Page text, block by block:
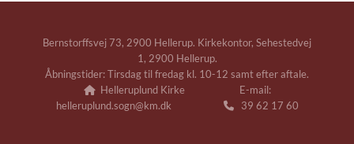
Bernstorffsvej 73, 2900 Hellerup. Kirkekontor, Sehestedvej
1, 2900 Hellerup.
Åbningstider: Tirsdag til fredag kl. 10-12 samt efter aftale.
Helleruplund Kirke E-mail:
helleruplund.sogn@km.dk
39 62 17 60